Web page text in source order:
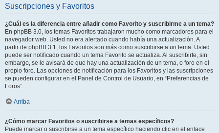
Suscripciones y Favoritos
¿Cuál es la diferencia entre añadir como Favorito y suscribirme a un tema?
En phpBB 3.0, los temas Favoritos trabajaron mucho como marcadores para el
navegador web. Usted no era alertado cuando había una actualización. A
partir de phpBB 3.1, los Favoritos son más como suscribirse a un tema. Usted
puede ser notificado cuando un tema Favorito se actualiza. Al suscribirte, sin
embargo, se le avisará de que hay una actualización de un tema, o foro en el
propio foro. Las opciones de notificación para los Favoritos y las suscripciones
se pueden configurar en el Panel de Control de Usuario, en “Preferencias de
Foros”.
Arriba
¿Cómo marcar Favoritos o suscribirse a temas específicos?
Puede marcar o suscribirse a un tema específico haciendo clic en el enlace